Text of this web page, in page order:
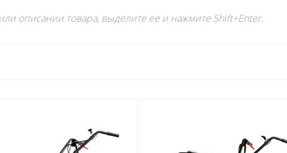
описании товара, выделите ее и нажмите Shift+Enter.